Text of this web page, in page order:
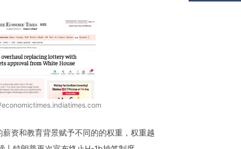
薪资和教育背景赋予不同的的权重，权重越